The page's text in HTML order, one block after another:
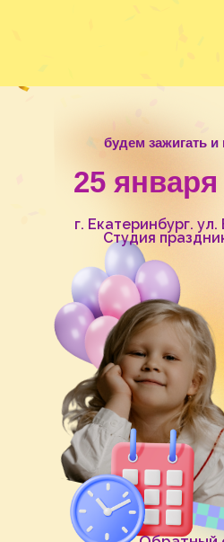
г. Екатеринбург. ул.
Студия
25
будем зажигать и